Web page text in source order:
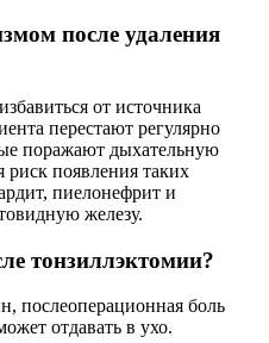
после удаления
от источника
перестают регулярно
поражают дыхательную
риск появления таких
пиелонефрит и
железу.
тонзиллэктомии?
послеоперационная боль
отдавать в ухо.